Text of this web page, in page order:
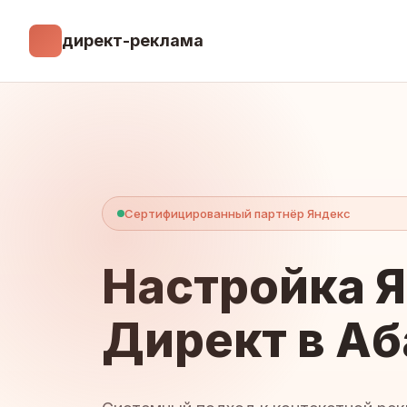
директ-реклама
Сертифицированный партнёр Яндекс
Настройка
Директ в